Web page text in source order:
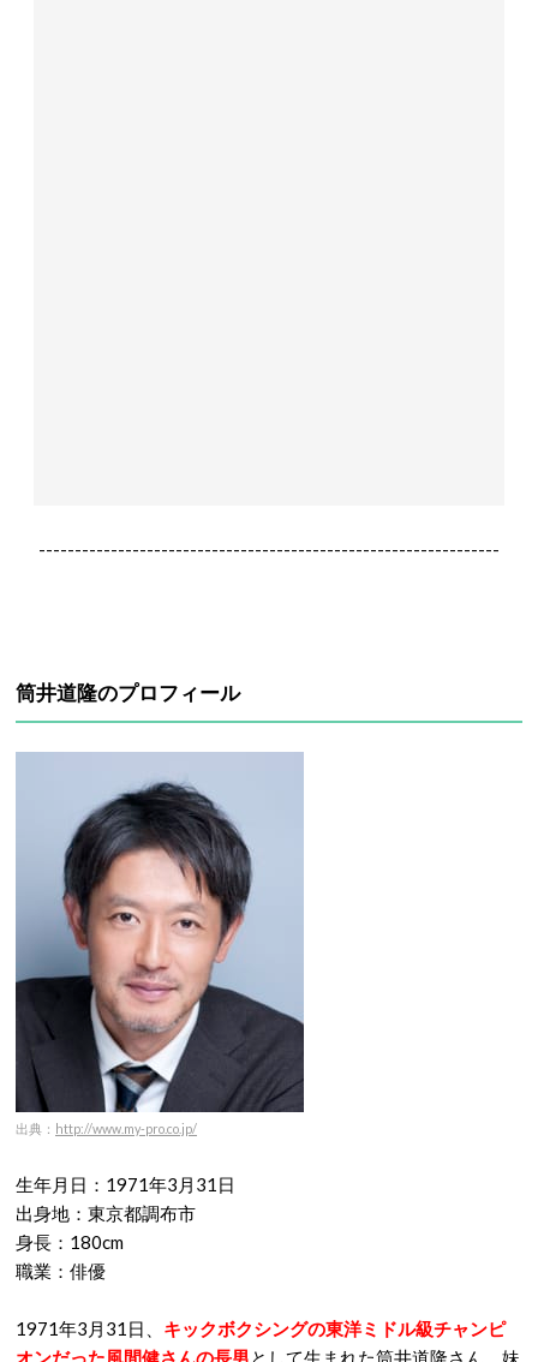
----------------------------------------------------------------
筒井道隆のプロフィール
出典： http://www.my-pro.co.jp/
生年月日：1971年3月31日
出身地：東京都調布市
身長：180cm
職業：俳優
1971年3月31日、 キックボクシングの東洋ミドル級チャンピ
オンだった風間健さんの長男 として生まれた筒井道隆さん。妹